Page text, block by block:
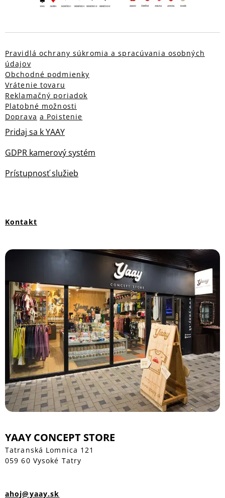
Pravidlá ochrany súkromia a spracúvania osobných
údajov
Obchodné podmienky
Vrátenie tovaru
Reklamačný poriadok
Platobné možnosti
Doprava a Poistenie
Pridaj sa k YAAY
GDPR kamerový systém
Prístupnosť služieb
Kontakt
YAAY CONCEPT STORE
Tatranská Lomnica 121
059 60 Vysoké Tatry
ahoj@yaay.sk